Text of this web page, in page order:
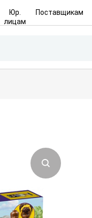
Юр.
лицам
Поставщикам